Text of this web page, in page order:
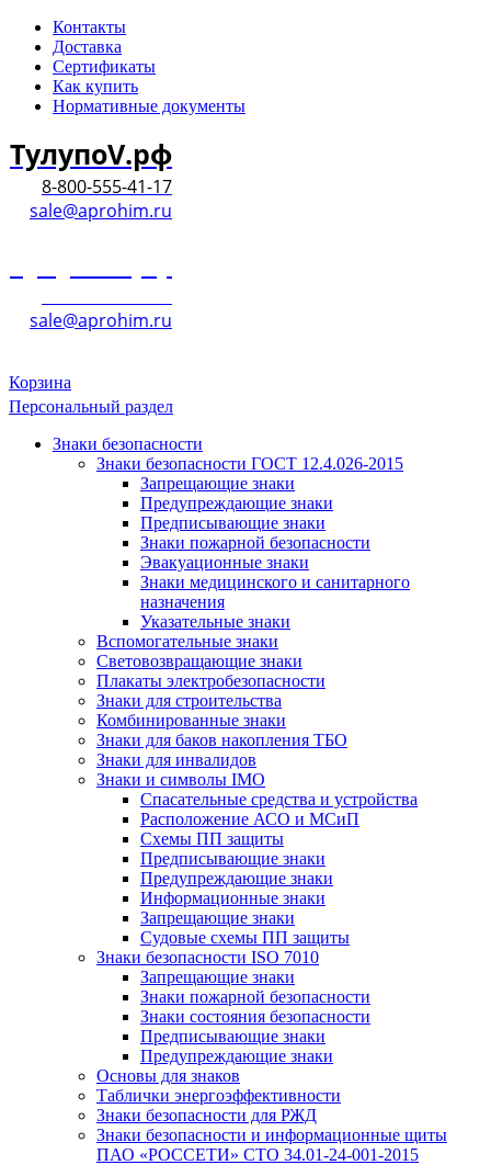
Контакты
Доставка
Сертификаты
Как купить
Нормативные документы
ТулупоV.рф
8-800-555-41-17
sale@aprohim.ru
sale@aprohim.ru
Корзина
Персональный раздел
Знаки безопасности
Знаки безопасности ГОСТ 12.4.026-2015
Запрещающие знаки
Предупреждающие знаки
Предписывающие знаки
Знаки пожарной безопасности
Эвакуационные знаки
Знаки медицинского и санитарного
назначения
Указательные знаки
Вспомогательные знаки
Световозвращающие знаки
Плакаты электробезопасности
Знаки для строительства
Комбинированные знаки
Знаки для баков накопления ТБО
Знаки для инвалидов
Знаки и символы IMO
Спасательные средства и устройства
Расположение АСО и МСиП
Схемы ПП защиты
Предписывающие знаки
Предупреждающие знаки
Информационные знаки
Запрещающие знаки
Судовые схемы ПП защиты
Знаки безопасности ISO 7010
Запрещающие знаки
Знаки пожарной безопасности
Знаки состояния безопасности
Предписывающие знаки
Предупреждающие знаки
Основы для знаков
Таблички энергоэффективности
Знаки безопасности для РЖД
Знаки безопасности и информационные щиты
ПАО «РОССЕТИ» СТО 34.01-24-001-2015